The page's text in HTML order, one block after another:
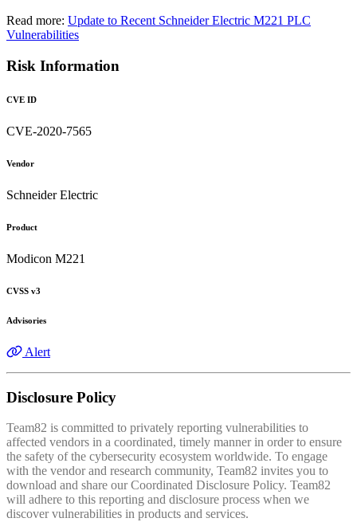
Read more: Update to Recent Schneider Electric M221 PLC
Vulnerabilities
Risk Information
CVE ID
CVE-2020-7565
Vendor
Schneider Electric
Product
Modicon M221
CVSS v3
Advisories
Alert
Disclosure Policy
Team82 is committed to privately reporting vulnerabilities to
affected vendors in a coordinated, timely manner in order to ensure
the safety of the cybersecurity ecosystem worldwide. To engage
with the vendor and research community, Team82 invites you to
download and share our Coordinated Disclosure Policy. Team82
will adhere to this reporting and disclosure process when we
discover vulnerabilities in products and services.